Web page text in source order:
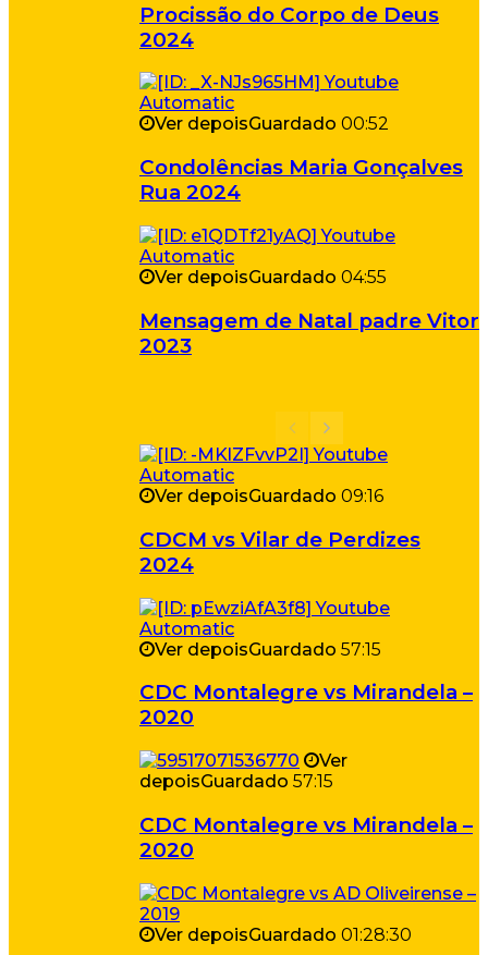
Procissão do Corpo de Deus
2024
Ver depoisGuardado 00:52
Condolências Maria Gonçalves
Rua 2024
Ver depoisGuardado 04:55
Mensagem de Natal padre Vitor
2023
Ver depoisGuardado 09:16
CDCM vs Vilar de Perdizes
2024
Ver depoisGuardado 57:15
CDC Montalegre vs Mirandela –
2020
Ver
depoisGuardado 57:15
CDC Montalegre vs Mirandela –
2020
Ver depoisGuardado 01:28:30